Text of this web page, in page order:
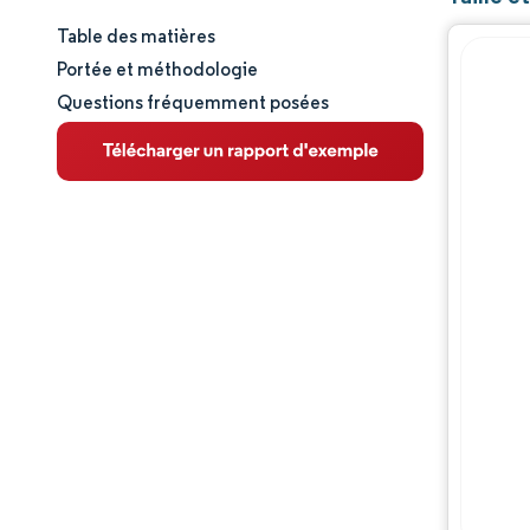
Taille et part de marché
Analyse du marché
Tendances et perspectives
Table des matières
Portée et méthodologie
Questions fréquemment posées